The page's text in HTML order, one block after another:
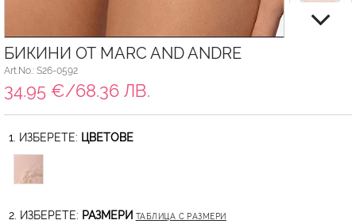
БИКИНИ ОТ MARC AND ANDRE
Art.No.: S26-0592
34.95 €/68.36 ЛВ.
1. ИЗБЕРЕТЕ: ЦВЕТОВЕ
2. ИЗБЕРЕТЕ: РАЗМЕРИ ТАБЛИЦА С РАЗМЕРИ